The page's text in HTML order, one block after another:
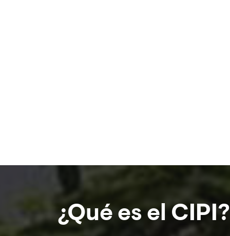
¿Qué es el CIPI?